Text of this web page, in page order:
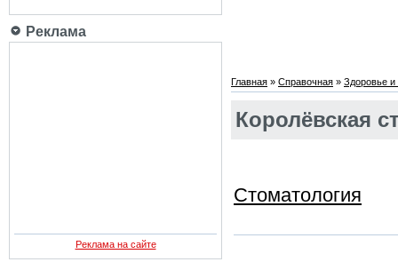
Реклама
Реклама на сайте
Главная » Справочная » Здоровье и
Королёвская
Cтоматология